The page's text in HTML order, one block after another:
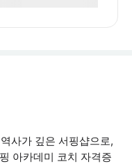
사가 깊은 서핑샵으로,
아카데미 코치 자격증